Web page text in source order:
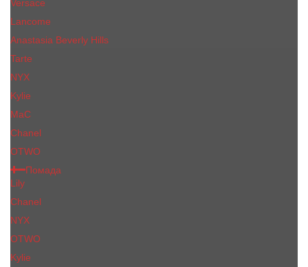
Versace
Lancome
Anastasia Beverly Hills
Tarte
NYX
Kylie
MaC
Сhanеl
OTWO
Помада
Lily
Chanel
NYX
OTWO
Kylie